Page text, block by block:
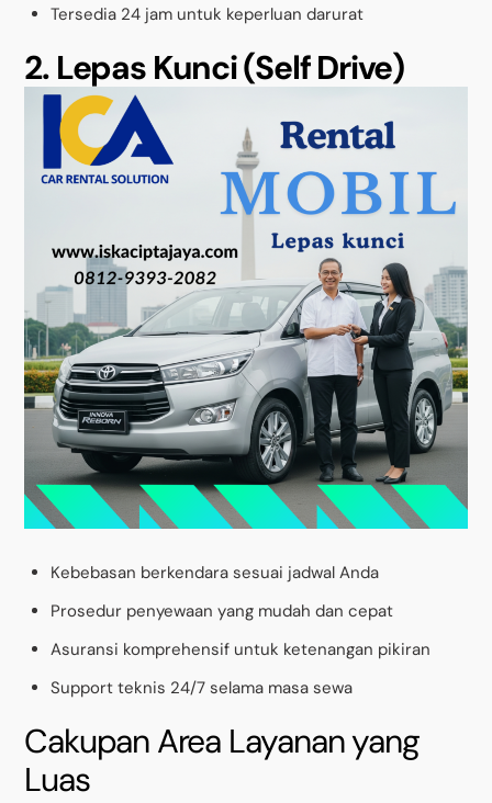
Tersedia 24 jam untuk keperluan darurat
2. Lepas Kunci (Self Drive)
Kebebasan berkendara sesuai jadwal Anda
Prosedur penyewaan yang mudah dan cepat
Asuransi komprehensif untuk ketenangan pikiran
Support teknis 24/7 selama masa sewa
Cakupan Area Layanan yang
Luas